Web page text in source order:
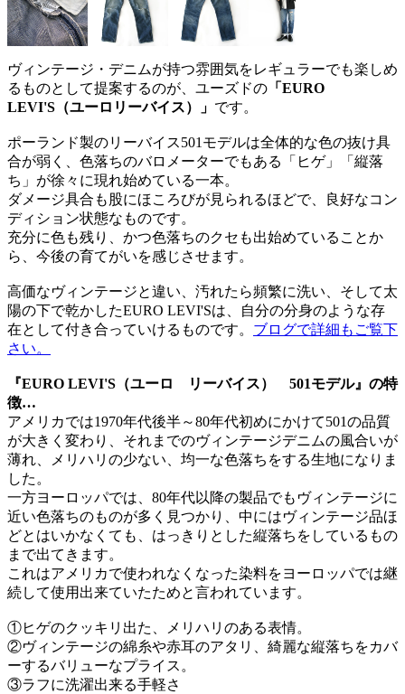
ヴィンテージ・デニムが持つ雰囲気をレギュラーでも楽しめ
るものとして提案するのが、ユーズドの 「EURO
LEVI'S（ユーロリーバイス）」 です。
ポーランド製のリーバイス501モデルは全体的な色の抜け具
合が弱く、色落ちのバロメーターでもある「ヒゲ」「縦落
ち」が徐々に現れ始めている一本。
ダメージ具合も股にほころびが見られるほどで、良好なコン
ディション状態なものです。
充分に色も残り、かつ色落ちのクセも出始めていることか
ら、今後の育てがいを感じさせます。
高価なヴィンテージと違い、汚れたら頻繁に洗い、そして太
陽の下で乾かしたEURO LEVI'Sは、自分の分身のような存
在として付き合っていけるものです。 ブログで詳細もご覧下
さい。
『EURO LEVI'S（ユーロ リーバイス） 501モデル』の特
徴…
アメリカでは1970年代後半～80年代初めにかけて501の品質
が大きく変わり、それまでのヴィンテージデニムの風合いが
薄れ、メリハリの少ない、均一な色落ちをする生地になりま
した。
一方ヨーロッパでは、80年代以降の製品でもヴィンテージに
近い色落ちのものが多く見つかり、中にはヴィンテージ品ほ
どとはいかなくても、はっきりとした縦落ちをしているもの
まで出てきます。
これはアメリカで使われなくなった染料をヨーロッパでは継
続して使用出来ていたためと言われています。
①ヒゲのクッキリ出た、メリハリのある表情。
②ヴィンテージの綿糸や赤耳のアタリ、綺麗な縦落ちをカバ
ーするバリューなプライス。
③ラフに洗濯出来る手軽さ